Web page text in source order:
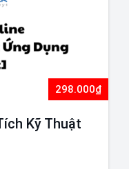
298.000₫
Kỹ Thuật